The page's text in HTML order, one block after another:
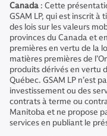
Canada : Cette
GSAM LP, qui est inscrit
des lois sur les valeurs
provinces du Canada et
premières en vertu de la
matières premières de
produits dérivés en vertu
Québec. GSAM LP n’est
investissement ou des
contrats à terme ou
Manitoba et ne propose
services en publiant le